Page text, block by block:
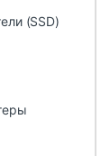
(SSD)